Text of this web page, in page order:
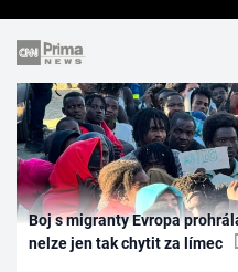
Boj s migranty Evropa
nelze jen tak chytit za límec